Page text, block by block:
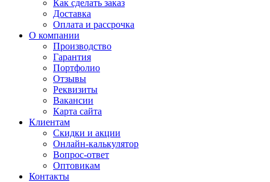
Как сделать заказ
Доставка
Оплата и рассрочка
О компании
Производство
Гарантия
Портфолио
Отзывы
Реквизиты
Вакансии
Карта сайта
Клиентам
Скидки и акции
Онлайн-калькулятор
Вопрос-ответ
Оптовикам
Контакты